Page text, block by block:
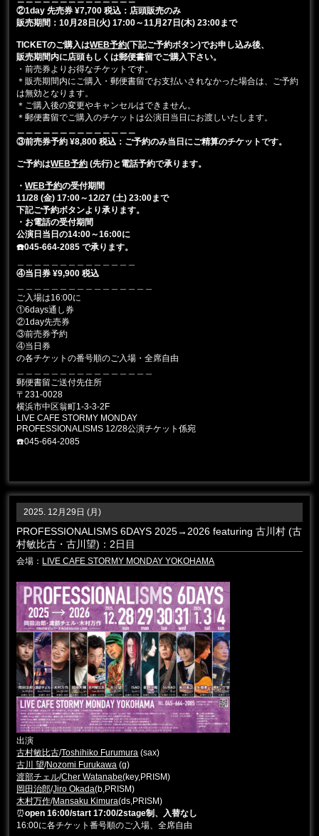
②1day 先売券 ¥7,700 税込 ：店頭販売のみ
販売期間：10月28日(火) 17:00～11月27日(木) 23:00まで
TICKETのご購入はWEB予約(下記ご予約ボタン)でお申し込み後、
販売期間内に店頭もしくは郵便書留でご購入下さい。
・前売券よりお得なチケットです。
＊販売期間内にご購入・郵便書留でお支払いされなかった場合は、ご予約
は無効となります。
＊ご購入後の変更やキャンセルはできません。
＊郵便書留でご購入のチケットは公演日当日にお渡しいたします。
③前売券予約 ¥8,800 税込：ご予約のみ当日にご精算のチケットです。
ご予約はWEB予約 (先行)と電話予約で承ります。
・WEB予約の受付期間
11/28 (金) 17:00～12/27 (土) 23:00まで
下記ご予約ボタンより承ります。
・お電話の受付期間
公演日当日の14:00～16:00に
☎️045-664-2085 で承ります。
④当日券 ¥9,900 税込
ご入場は16:00に
①6days通し券
②1day先売券
③前売券予約
④当日券
の各チケットの番号順のご入場・全席自由
郵便書留ご送付先住所
〒231-0028
横浜市中区翁町1-3-3-2F
LIVE CAFE STORMY MONDAY
PROFESSIONALISMS 12/28公演チケット係宛
☎️045-664-2085
2025. 12月29日 (月)
PROFESSIONALISMS 6DAYS 2025→2026 featuring 古川村 (古
村敏比古・古川望)：2日目
会場： LIVE CAFE STORMY MONDAY YOKOHAMA
出演
古村敏比古/Toshihiko Furumura (sax)
古川 望/Nozomi Furukawa (g)
渡部チェル/Cher Watanabe(key,PRISM)
岡田治郎/Jiro Okada(b,PRISM)
木村万作/Mansaku Kimura(ds,PRISM)
⏰open 16:00/start 17:00/2stage制、入替なし
16:00に各チケット番号順のご入場、全席自由